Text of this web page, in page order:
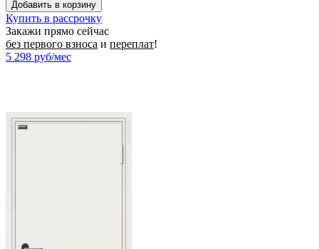
Купить в рассрочку
Закажи прямо сейчас
без первого взноса и переплат!
5 298 руб/мес